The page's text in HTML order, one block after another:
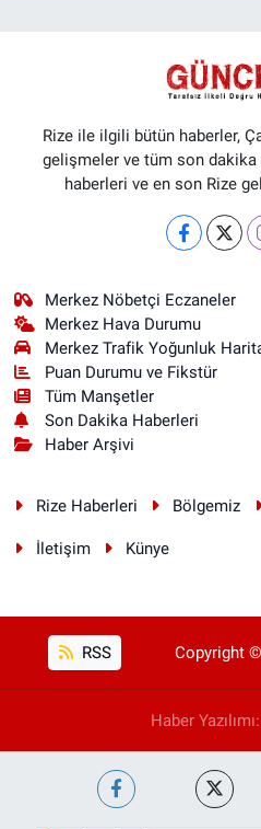
Rize ile ilgili bütün haberler,
gelişmeler ve tüm son
haberleri ve en son Rize
Merkez Nöbetçi Eczaneler
Merkez Hava Durumu
Merkez Trafik Yoğunluk
Puan Durumu ve Fikstür
Tüm Manşetler
Son Dakika Haberleri
Haber Arşivi
Rize Haberleri Bölgemiz
İletişim Künye
RSS Copyright ©
Haber Yazılımı: